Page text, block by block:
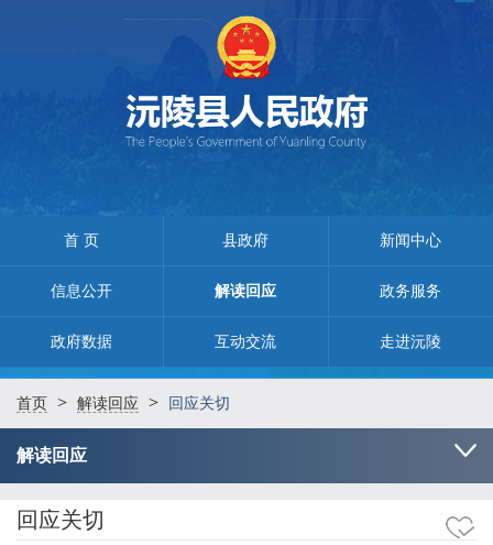
首 页 县政府 新闻中心
信息公开 解读回应 政务服务
政府数据 互动交流 走进沅陵
首页 > 解读回应 > 回应关切
解读回应
回应关切